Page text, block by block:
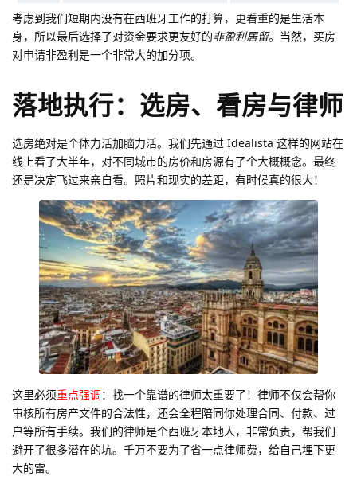
考虑到我们短期内没有在西班牙工作的打算，更看重的是生活本
身，所以最后选择了对资金要求更友好的非盈利居留。当然，买房
对申请非盈利是一个非常大的加分项。
落地执行：选房、看房与律师
选房绝对是个体力活加脑力活。我们先通过 Idealista 这样的网站在
线上看了大半年，对不同城市的房价和房源有了个大概概念。最终
还是决定飞过来亲自看。照片和现实的差距，有时候真的很大！
这里必须重点强调：找一个靠谱的律师太重要了！律师不仅会帮你
审核所有房产文件的合法性，还会全程陪同你处理合同、付款、过
户等所有手续。我们的律师是个西班牙本地人，非常负责，帮我们
避开了很多潜在的坑。千万不要为了省一点律师费，给自己埋下更
大的雷。